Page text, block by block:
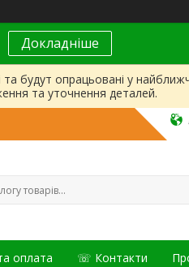
Докладніше
будут опрацьовані у
та уточнення деталей.
оплата ☏ Контакти